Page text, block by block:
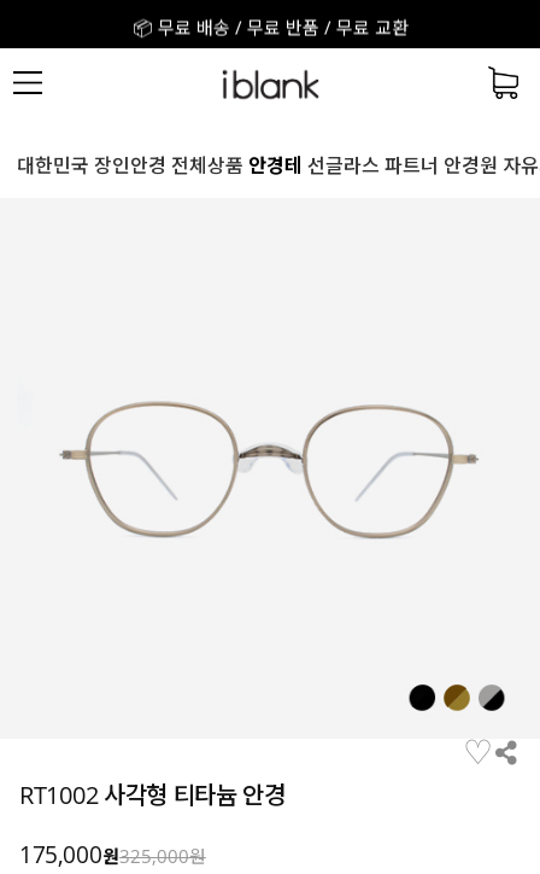
🎉 회원가입 시 3,000원 + 앱 설치 2,000원
🎁 구매 후기를 적어주세요! 적립금 지급!
대한민국 장인안경 전체상품 안경테 선글라스 파트너 안경원 자
♡
RT1002 사각형 티타늄 안경
175,000원325,000원